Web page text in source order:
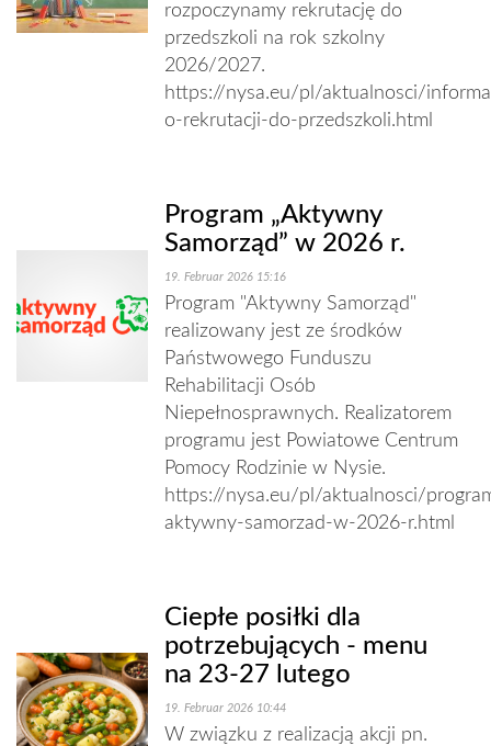
rozpoczynamy rekrutację do
przedszkoli na rok szkolny
2026/2027.
https://nysa.eu/pl/aktualnosci/
o-rekrutacji-do-przedszkoli.html
Program „Aktywny
Samorząd” w 2026 r.
19. Februar 2026 15:16
Program "Aktywny Samorząd"
realizowany jest ze środków
Państwowego Funduszu
Rehabilitacji Osób
Niepełnosprawnych. Realizatorem
programu jest Powiatowe Centrum
Pomocy Rodzinie w Nysie.
https://nysa.eu/pl/aktualnosci/
aktywny-samorzad-w-2026-r.html
Ciepłe posiłki dla
potrzebujących - menu
na 23-27 lutego
19. Februar 2026 10:44
W związku z realizacją akcji pn.